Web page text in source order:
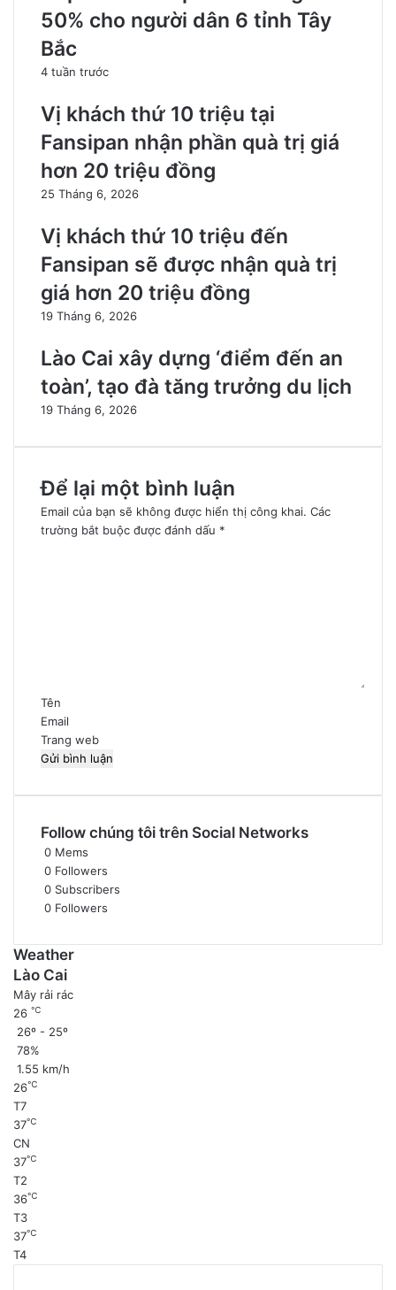
50% cho người dân 6 tỉnh Tây
Bắc
4 tuần trước
Vị khách thứ 10 triệu tại
Fansipan nhận phần quà trị giá
hơn 20 triệu đồng
25 Tháng 6, 2026
Vị khách thứ 10 triệu đến
Fansipan sẽ được nhận quà trị
giá hơn 20 triệu đồng
19 Tháng 6, 2026
Lào Cai xây dựng ‘điểm đến an
toàn’, tạo đà tăng trưởng du lịch
19 Tháng 6, 2026
Để lại một bình luận
Email của bạn sẽ không được hiển thị công khai. Các
trường bắt buộc được đánh dấu *
*
Tên
Email
Trang web
Follow chúng tôi trên Social Networks
0 Mems
0 Followers
0 Subscribers
0 Followers
Weather
Lào Cai
Mây rải rác
26 ℃
26º - 25º
78%
1.55 km/h
26℃
T7
37℃
CN
37℃
T2
36℃
T3
37℃
T4